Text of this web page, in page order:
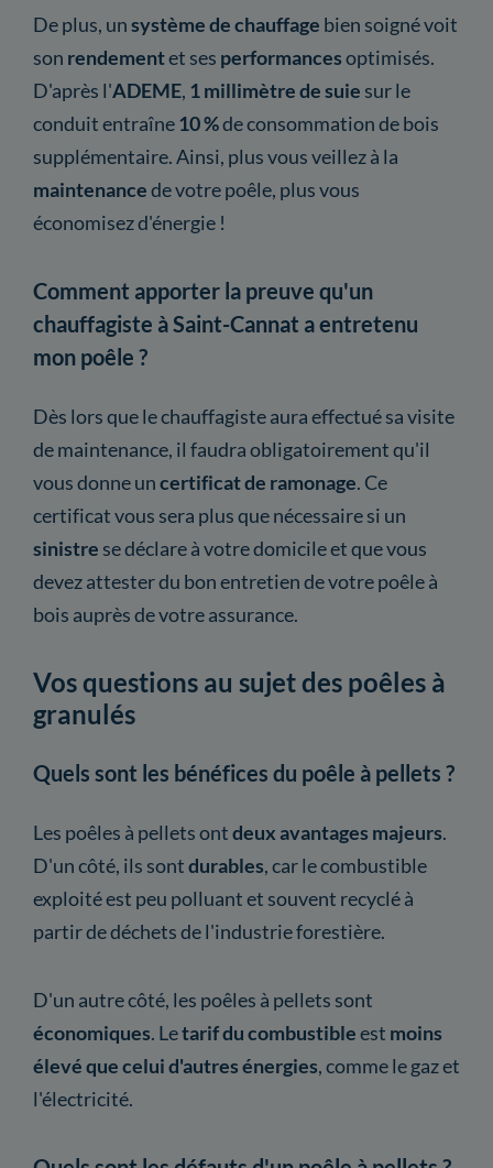
De plus, unsystème de chauffage bien soigné voit
son rendementet ses performancesoptimisés.
D'après l'ADEME, 1 millimètre de suie sur le
conduit entraîne10 %de consommation de bois
supplémentaire. Ainsi, plus vous veillez à la
maintenancede votre poêle, plus vous
économisez d'énergie !
Comment apporter la preuve qu'un
chauffagiste à Saint-Cannat a entretenu
mon poêle ?
Dès lors que le chauffagiste aura effectué sa visite
de maintenance, il faudra obligatoirement qu'il
vous donne uncertificatde ramonage. Ce
certificat vous sera plus que nécessaire si un
sinistre se déclare à votre domicile et que vous
devez attester du bon entretien de votre poêle à
bois auprès de votre assurance.
Vos questions au sujet des poêles à
granulés
Quels sont les bénéfices du poêle à pellets ?
Les poêles à pellets ontdeux avantages majeurs.
D'un côté, ils sontdurables, car le combustible
exploité est peu polluant et souvent recyclé à
partir de déchets de l'industrie forestière.
D'un autre côté, les poêles à pellets sont
économiques. Letarif du combustibleest moins
élevé que celui d'autres énergies, comme le gaz et
l'électricité.